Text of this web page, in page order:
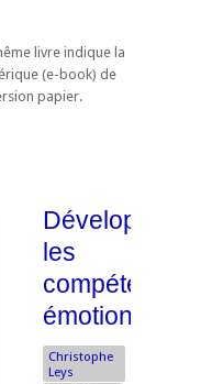
livre indique la
(e-book) de
papier.
Développer
les
compétences
émotionnelles
Christophe
Leys